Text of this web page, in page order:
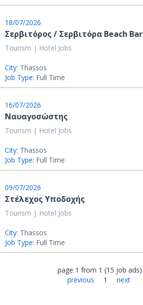
18/07/2026
Σερβιτόρος / Σερβιτόρα Beach Bar
Tourism | Hotel Jobs
City: Thassos
Job Type: Full Time
16/07/2026
Ναυαγοσώστης
Tourism | Hotel Jobs
City: Thassos
Job Type: Full Time
09/07/2026
Στέλεχος Υποδοχής
Tourism | Hotel Jobs
City: Thassos
Job Type: Full Time
page 1 from 1 (15 job ads)
previous
1 next